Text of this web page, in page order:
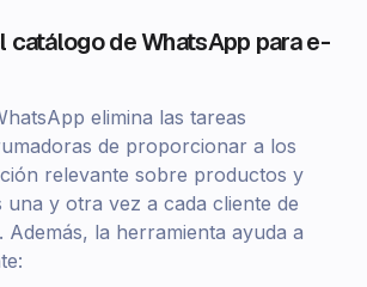
catálogo de WhatsApp para e-
elimina las tareas
de proporcionar a los
relevante sobre productos y
una y otra vez a cada cliente de
Además, la herramienta ayuda a